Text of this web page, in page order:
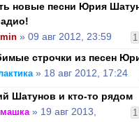
новые песни Юрия
1
» 09 авг 2012, 23:59
строчки из песен
» 18 авг 2012, 17:24
Шатунов и кто-то рядом
1
» 19 авг 2013,